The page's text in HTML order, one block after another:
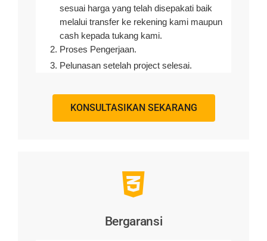
sesuai harga yang telah disepakati baik
melalui transfer ke rekening kami maupun
cash kepada tukang kami.
Proses Pengerjaan.
Pelunasan setelah project selesai.
KONSULTASIKAN SEKARANG
Bergaransi